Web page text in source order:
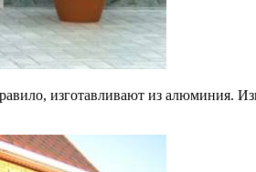
изготавливают из алюминия.